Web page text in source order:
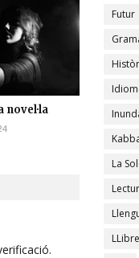
novel·la
Futur
La